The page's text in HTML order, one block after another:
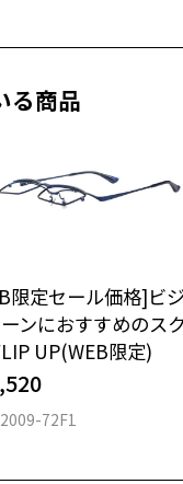
の重さ
けます（無料）。
いください。
る商品
限定セール価格]ビ
ンにおすすめのス
UP(WEB限定)
72F1